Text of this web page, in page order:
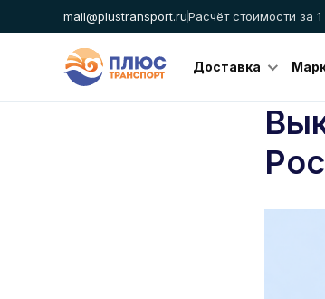
mail@plustransport.ruРасчёт стоимости за
Доставка